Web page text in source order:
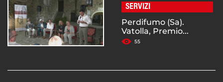
SERVIZI
Perdifumo (Sa).
Vatolla, Premio...
55